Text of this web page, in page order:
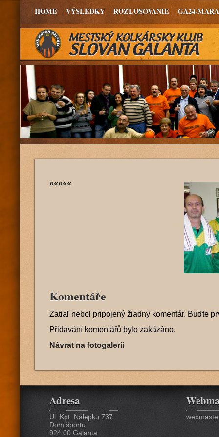
HOME VÝSLEDKY ROZLOSOVANIE GA24-
«««««
Komentáře
Zatiaľ nebol pripojený žiadny komentár. Buďte
Přidávání komentářů bylo zakázáno.
Návrat na fotogalerii
Adresa
Ul. Kpt. Nálepku 737
Dom športu
924 00 Galanta